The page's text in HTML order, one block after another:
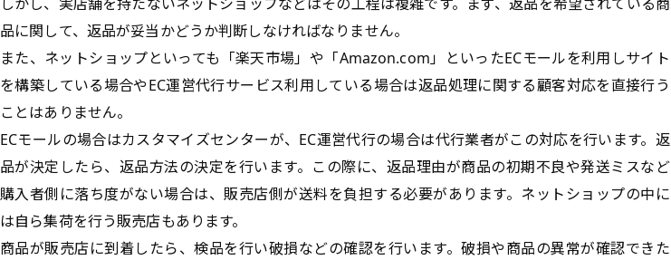
品に関して、返品が妥当かどうか判断しなければなりません。
また、ネットショップといっても「楽天市場」や「Amazon.com」といったECモールを利用しサイト
を構築している場合やEC運営代行サービス利用している場合は返品処理に関する顧客対応を直接行う
ことはありません。
ECモールの場合はカスタマイズセンターが、EC運営代行の場合は代行業者がこの対応を行います。返
品が決定したら、返品方法の決定を行います。この際に、返品理由が商品の初期不良や発送ミスなど
購入者側に落ち度がない場合は、販売店側が送料を負担する必要があります。ネットショップの中に
は自ら集荷を行う販売店もあります。
商品が販売店に到着したら、検品を行い破損などの確認を行います。破損や商品の異常が確認できた